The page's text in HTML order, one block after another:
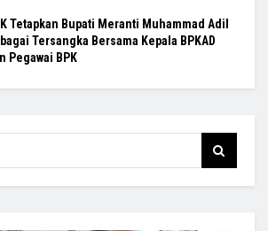
Tetapkan Bupati Meranti Muhammad Adil
Tersangka Bersama Kepala BPKAD
Pegawai BPK